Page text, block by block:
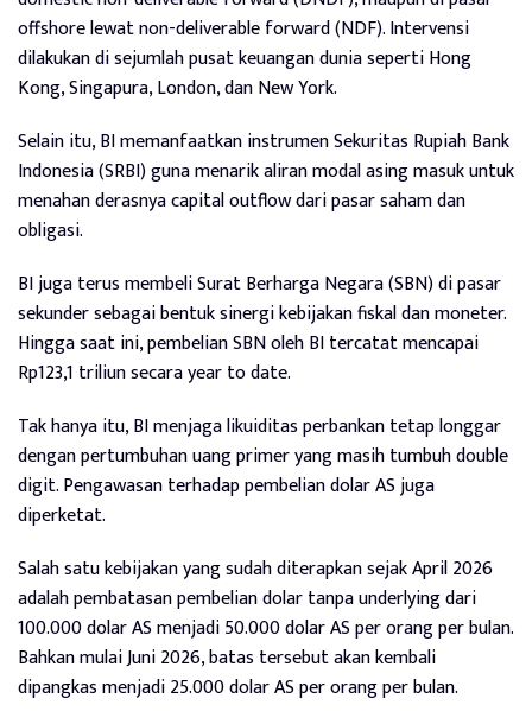
offshore lewat non-deliverable forward (NDF). Intervensi
dilakukan di sejumlah pusat keuangan dunia seperti Hong
Kong, Singapura, London, dan New York.
Selain itu, BI memanfaatkan instrumen Sekuritas Rupiah Bank
Indonesia (SRBI) guna menarik aliran modal asing masuk untuk
menahan derasnya capital outflow dari pasar saham dan
obligasi.
BI juga terus membeli Surat Berharga Negara (SBN) di pasar
sekunder sebagai bentuk sinergi kebijakan fiskal dan moneter.
Hingga saat ini, pembelian SBN oleh BI tercatat mencapai
Rp123,1 triliun secara year to date.
Tak hanya itu, BI menjaga likuiditas perbankan tetap longgar
dengan pertumbuhan uang primer yang masih tumbuh double
digit. Pengawasan terhadap pembelian dolar AS juga
diperketat.
Salah satu kebijakan yang sudah diterapkan sejak April 2026
adalah pembatasan pembelian dolar tanpa underlying dari
100.000 dolar AS menjadi 50.000 dolar AS per orang per bulan.
Bahkan mulai Juni 2026, batas tersebut akan kembali
dipangkas menjadi 25.000 dolar AS per orang per bulan.